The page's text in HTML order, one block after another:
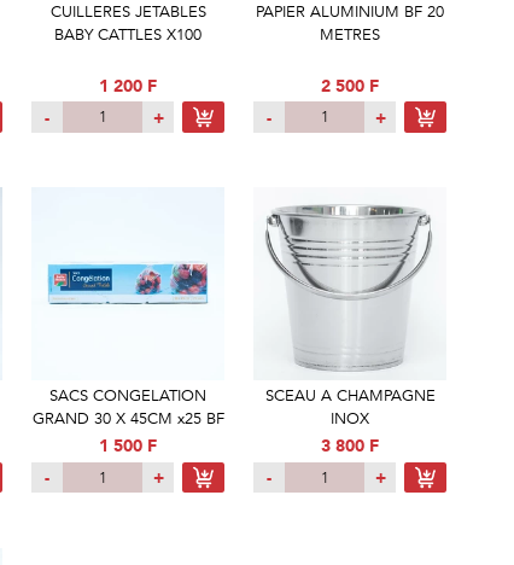
CUILLERES JETABLES
BABY CATTLES X100
1 200 F
-
+
PAPIER ALUMINIUM BF 20
METRES
2 500 F
-
+
SACS CONGELATION
GRAND 30 X 45CM x25 BF
1 500 F
-
+
SCEAU A CHAMPAGNE
INOX
3 800 F
-
+